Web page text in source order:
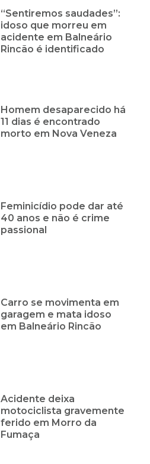
“Sentiremos saudades”:
idoso que morreu em
acidente em Balneário
Rincão é identificado
Homem desaparecido há
11 dias é encontrado
morto em Nova Veneza
Feminicídio pode dar até
40 anos e não é crime
passional
Carro se movimenta em
garagem e mata idoso
em Balneário Rincão
Acidente deixa
motociclista gravemente
ferido em Morro da
Fumaça